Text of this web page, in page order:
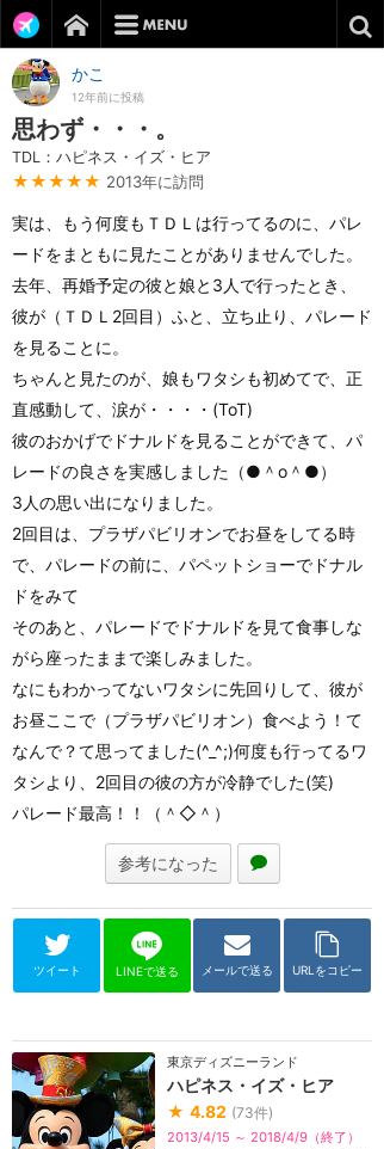
かこ
12年前に投稿
思わず・・・。
TDL：ハピネス・イズ・ヒア
★★★★★ 2013年に訪問
実は、もう何度もＴＤＬは行ってるのに、パレ
ードをまともに見たことがありませんでした。
去年、再婚予定の彼と娘と3人で行ったとき、
彼が（ＴＤＬ2回目）ふと、立ち止り、パレード
を見ることに。
ちゃんと見たのが、娘もワタシも初めてで、正
直感動して、涙が・・・・(ToT)
彼のおかげでドナルドを見ることができて、パ
レードの良さを実感しました（●＾o＾●）
3人の思い出になりました。
2回目は、プラザパビリオンでお昼をしてる時
で、パレードの前に、パペットショーでドナル
ドをみて
そのあと、パレードでドナルドを見て食事しな
がら座ったままで楽しみました。
なにもわかってないワタシに先回りして、彼が
お昼ここで（プラザパビリオン）食べよう！て
なんで？て思ってました(^_^;)何度も行ってるワ
タシより、2回目の彼の方が冷静でした(笑)
パレード最高！！（＾◇＾）
参考になった
ツイート LINEで送る メールで送る URLをコピー
東京ディズニーランド
ハピネス・イズ・ヒア
★ 4.82 (73件)
2013/4/15 ～ 2018/4/9（終了）